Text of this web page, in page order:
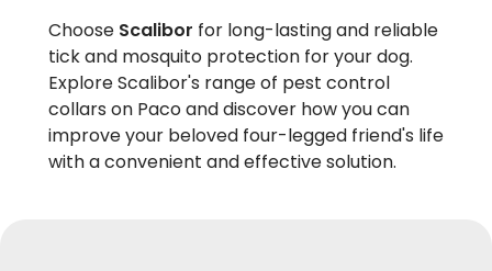
Choose Scalibor for long-lasting and reliable
tick and mosquito protection for your dog.
Explore Scalibor's range of pest control
collars on Paco and discover how you can
improve your beloved four-legged friend's life
with a convenient and effective solution.